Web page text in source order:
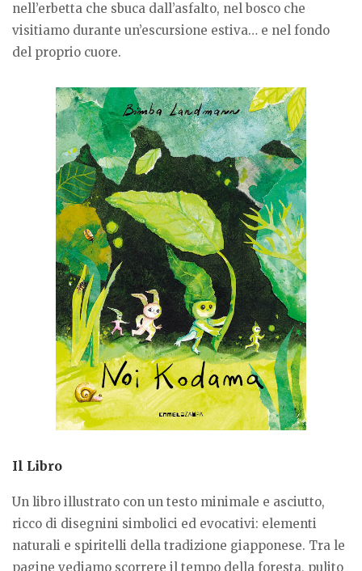
nell’erbetta che sbuca dall’asfalto, nel bosco che
visitiamo durante un’escursione estiva… e nel fondo
del proprio cuore.
Il Libro
Un libro illustrato con un testo minimale e asciutto,
ricco di disegnini simbolici ed evocativi: elementi
naturali e spiritelli della tradizione giapponese. Tra le
pagine vediamo scorrere il tempo della foresta, pulito